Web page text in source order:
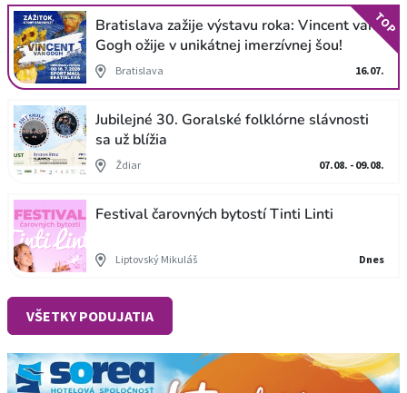
Bratislava zažije výstavu roka: Vincent van
Gogh ožije v unikátnej imerzívnej šou!
Bratislava 16.07.
TOP
Jubilejné 30. Goralské folklórne slávnosti
sa už blížia
Ždiar 07.08. - 09.08.
Festival čarovných bytostí Tinti Linti
Liptovský Mikuláš Dnes
VŠETKY PODUJATIA